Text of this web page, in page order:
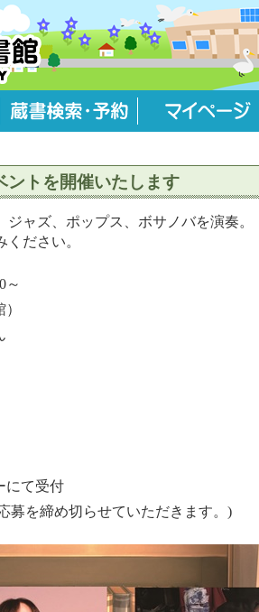
トを開催いたします
ャズ、ポップス、ボサノバを演奏。
ださい。
～
て受付
締め切らせていただきます。)